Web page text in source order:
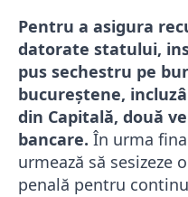
Pentru a asigura
datorate statului,
pus sechestru pe
bucureștene,
din Capitală, două
bancare. În urma
urmează să sesizeze
penală pentru